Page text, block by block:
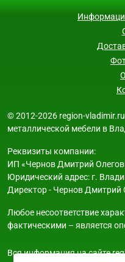
© 2012-2026 region-
металлической мебели в
Реквизиты компании:
ИП «Чернов Дмитрий
Юридический адрес: г.
Директор - Чернов Дмитрий
Любое несоответствие
фактическими – является
Вся информация на сайте